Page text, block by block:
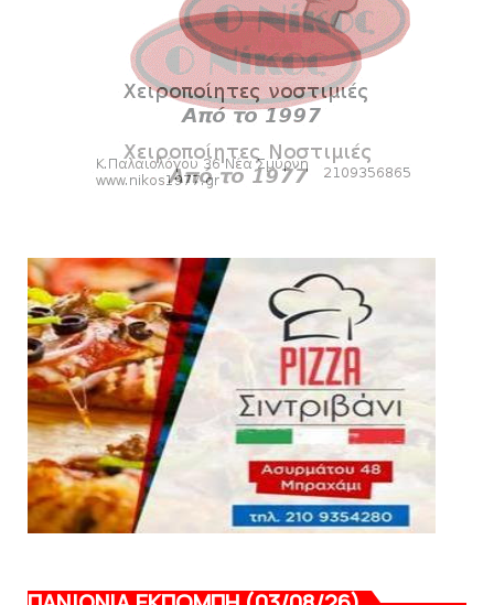
SL2: Η μέρα και ο τόπος της κλήρωσης του
πρωταθλήματος
August 08, 2026
HEADLINES
Δείτε την εκπομπή «Kara Talks» (video)
August 07, 2026
KARA TALKS
Κύπελλο: Την Τετάρτη 19 Αυγούστου το Νίκη
Βόλου - Πανιώνιος
August 07, 2026